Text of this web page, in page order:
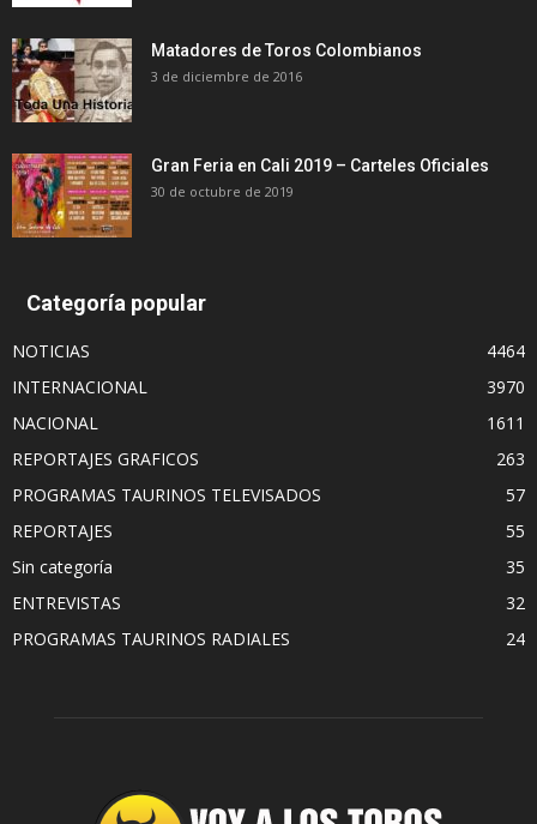
Matadores de Toros Colombianos
3 de diciembre de 2016
Gran Feria en Cali 2019 – Carteles Oficiales
30 de octubre de 2019
Categoría popular
NOTICIAS
4464
INTERNACIONAL
3970
NACIONAL
1611
REPORTAJES GRAFICOS
263
PROGRAMAS TAURINOS TELEVISADOS
57
REPORTAJES
55
Sin categoría
35
ENTREVISTAS
32
PROGRAMAS TAURINOS RADIALES
24